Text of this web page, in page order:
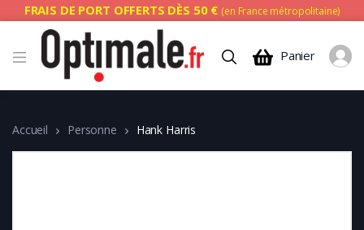
FRAIS DE PORT OFFERTS DÈS 50 € (en France métropolitaine)
Panier
Accueil Personne Hank Harris